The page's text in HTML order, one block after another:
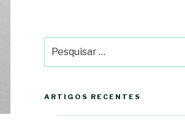
por:
ARTIGOS RECENTES